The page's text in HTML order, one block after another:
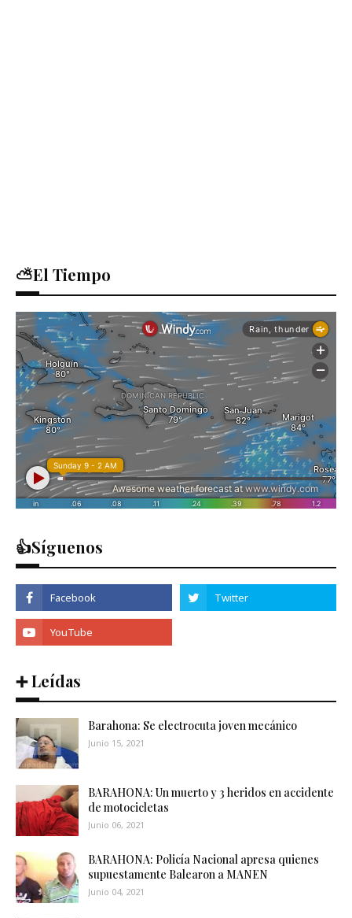
⛅El Tiempo
👍Síguenos
➕ Leídas
Barahona: Se electrocuta joven mecánico
Junio 15, 2021
BARAHONA: Un muerto y 3 heridos en accidente
de motocicletas
Junio 06, 2021
BARAHONA: Policía Nacional apresa quienes
supuestamente Balearon a MANEN
Junio 04, 2021